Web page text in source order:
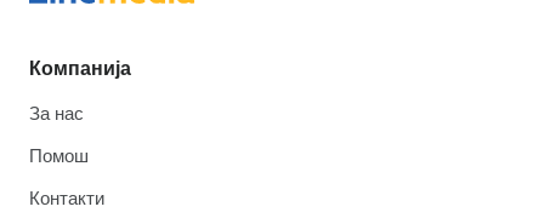
Компанија
За нас
Помош
Контакти